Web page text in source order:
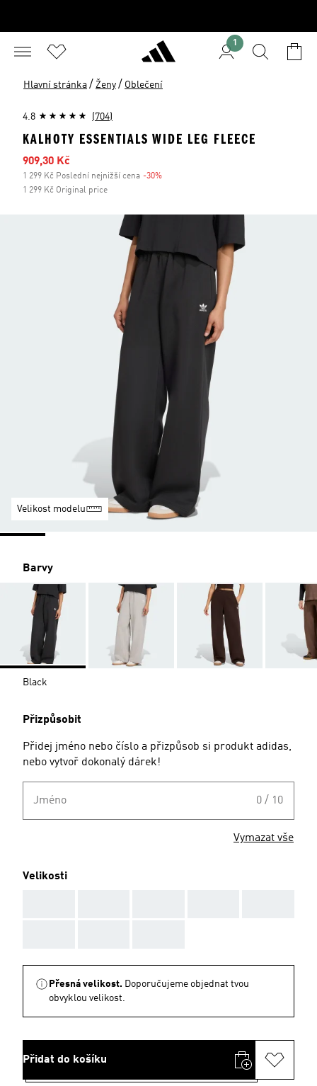
1
Hlavní stránka / Ženy / Oblečení
4.8 (704)
KALHOTY ESSENTIALS WIDE LEG FLEECE
Zlevněná cena
909,30 Kč
1 299 Kč Poslední nejnižší cena -30%
1 299 Kč Original price
Velikost modelu
Barvy
Black
Přizpůsobit
Přidej jméno nebo číslo a přizpůsob si produkt adidas,
nebo vytvoř dokonalý dárek!
Jméno 0 / 10
Vymazat vše
Velikosti
Přesná velikost. Doporučujeme objednat tvou
obvyklou velikost.
Přidat do košíku